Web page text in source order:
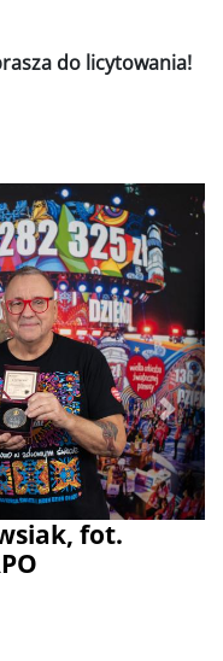
do licytowania!
Dalej